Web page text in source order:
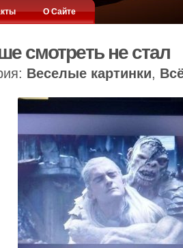
О Сайте
смотреть не стал
Веселые картинки,